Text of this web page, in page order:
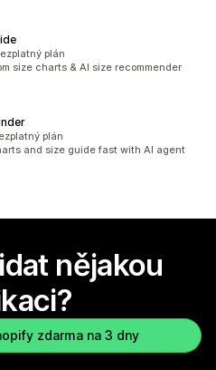
plán
size charts & AI size recommender
plán
and size guide fast with AI agent
nějakou
zdarma na 3 dny